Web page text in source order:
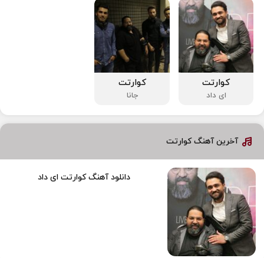
کوارتت
ای داد
کوارتت
جانا
آخرین آهنگ کوارتت
دانلود آهنگ کوارتت ای داد